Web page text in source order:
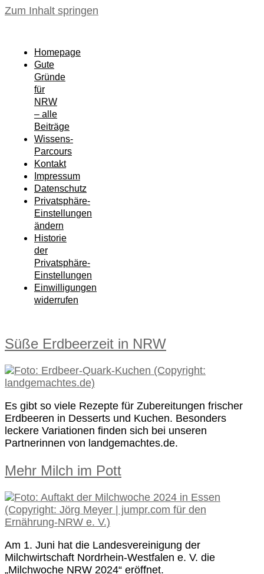
Zum Inhalt springen
Homepage
Gute
Gründe
für
NRW
– alle
Beiträge
Wissens-
Parcours
Kontakt
Impressum
Datenschutz
Privatsphäre-
Einstellungen
ändern
Historie
der
Privatsphäre-
Einstellungen
Einwilligungen
widerrufen
Süße Erdbeerzeit in NRW
Es gibt so viele Rezepte für Zubereitungen frischer
Erdbeeren in Desserts und Kuchen. Besonders
leckere Variationen finden sich bei unseren
Partnerinnen von landgemachtes.de.
Mehr Milch im Pott
Am 1. Juni hat die Landesvereinigung der
Milchwirtschaft Nordrhein-Westfalen e. V. die
„Milchwoche NRW 2024“ eröffnet.